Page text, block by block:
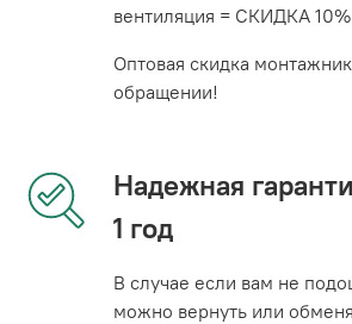
вентиляция = СКИДКА 10%
Оптовая скидка
обращении!
Надежная
1 год
В случае если вам не
можно вернуть или